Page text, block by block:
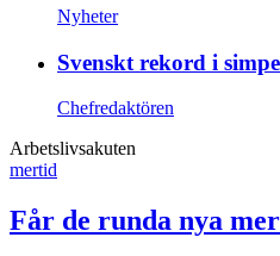
Nyheter
Svenskt rekord i
Chefredaktören
Arbetslivsakuten
mertid
Får de runda nya